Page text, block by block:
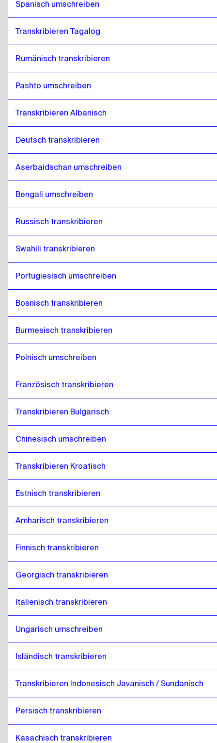
Spanisch umschreiben
Transkribieren Tagalog
Rumänisch transkribieren
Pashto umschreiben
Transkribieren Albanisch
Deutsch transkribieren
Aserbaidschan umschreiben
Bengali umschreiben
Russisch transkribieren
Swahili transkribieren
Portugiesisch umschreiben
Bosnisch transkribieren
Burmesisch transkribieren
Polnisch umschreiben
Französisch transkribieren
Transkribieren Bulgarisch
Chinesisch umschreiben
Transkribieren Kroatisch
Estnisch transkribieren
Amharisch transkribieren
Finnisch transkribieren
Georgisch transkribieren
Italienisch transkribieren
Ungarisch umschreiben
Isländisch transkribieren
Transkribieren Indonesisch Javanisch / Sundanisch
Persisch transkribieren
Kasachisch transkribieren